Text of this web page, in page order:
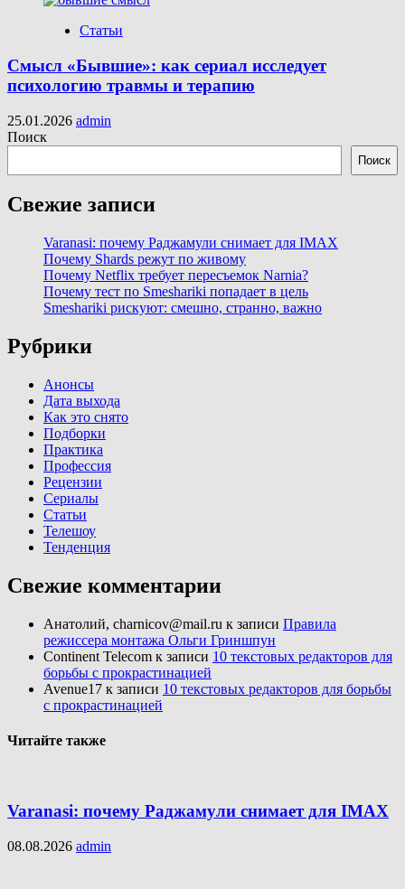
Статьи
Смысл «Бывшие»: как сериал исследует
психологию травмы и терапию
25.01.2026 admin
Поиск
Поиск
Свежие записи
Varanasi: почему Раджамули снимает для IMAX
Почему Shards режут по живому
Почему Netflix требует пересъемок Narnia?
Почему тест по Smeshariki попадает в цель
Smeshariki рискуют: смешно, странно, важно
Рубрики
Анонсы
Дата выхода
Как это снято
Подборки
Практика
Профессия
Рецензии
Сериалы
Статьи
Телешоу
Тенденция
Свежие комментарии
Анатолий, charnicov@mail.ru к записи Правила
режиссера монтажа Ольги Гриншпун
Continent Telecom к записи 10 текстовых редакторов для
борьбы с прокрастинацией
Avenue17 к записи 10 текстовых редакторов для борьбы
с прокрастинацией
Читайте также
Varanasi: почему Раджамули снимает для IMAX
08.08.2026 admin